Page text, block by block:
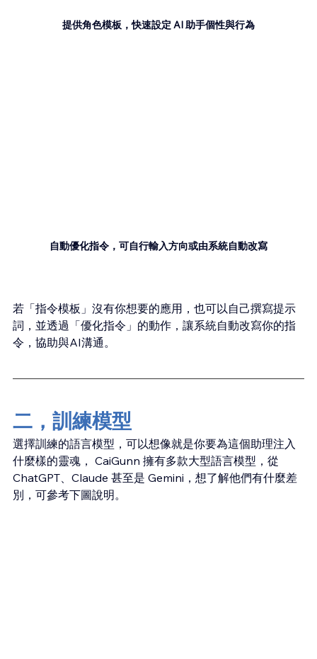
提供角色模板，快速設定 AI 助手個性與行為
自動優化指令，可自行輸入方向或由系統自動改寫
若「指令模板」沒有你想要的應用，也可以自己撰寫提示
詞，並透過「優化指令」的動作，讓系統自動改寫你的指
令，協助與AI溝通。
二，訓練模型
選擇訓練的語言模型，可以想像就是你要為這個助理注入
什麼樣的靈魂， CaiGunn 擁有多款大型語言模型，從
ChatGPT、Claude 甚至是 Gemini，想了解他們有什麼差
別，可參考下圖說明。